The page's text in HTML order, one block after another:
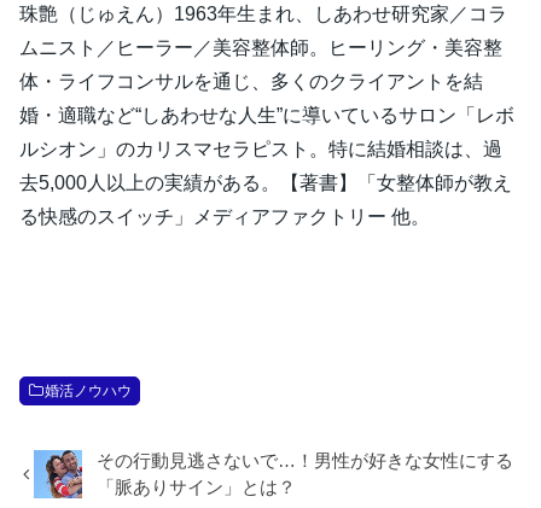
珠艶（じゅえん）1963年生まれ、しあわせ研究家／コラ
ムニスト／ヒーラー／美容整体師。ヒーリング・美容整
体・ライフコンサルを通じ、多くのクライアントを結
婚・適職など“しあわせな人生”に導いているサロン「レボ
ルシオン」のカリスマセラピスト。特に結婚相談は、過
去5,000人以上の実績がある。【著書】「女整体師が教え
る快感のスイッチ」メディアファクトリー 他。
婚活ノウハウ
その行動見逃さないで…！男性が好きな女性にする
「脈ありサイン」とは？